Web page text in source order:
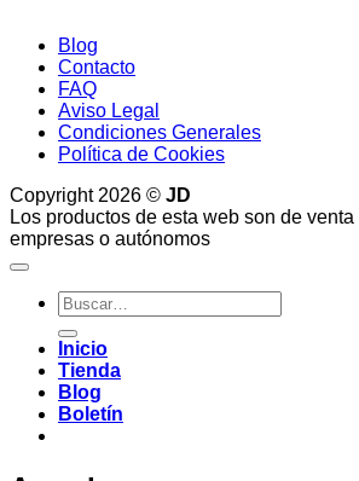
Blog
Contacto
FAQ
Aviso Legal
Condiciones Generales
Política de Cookies
Copyright 2026 © JD
Los productos de esta web son de
empresas o autónomos
Buscar
por:
Inicio
Tienda
Blog
Boletín